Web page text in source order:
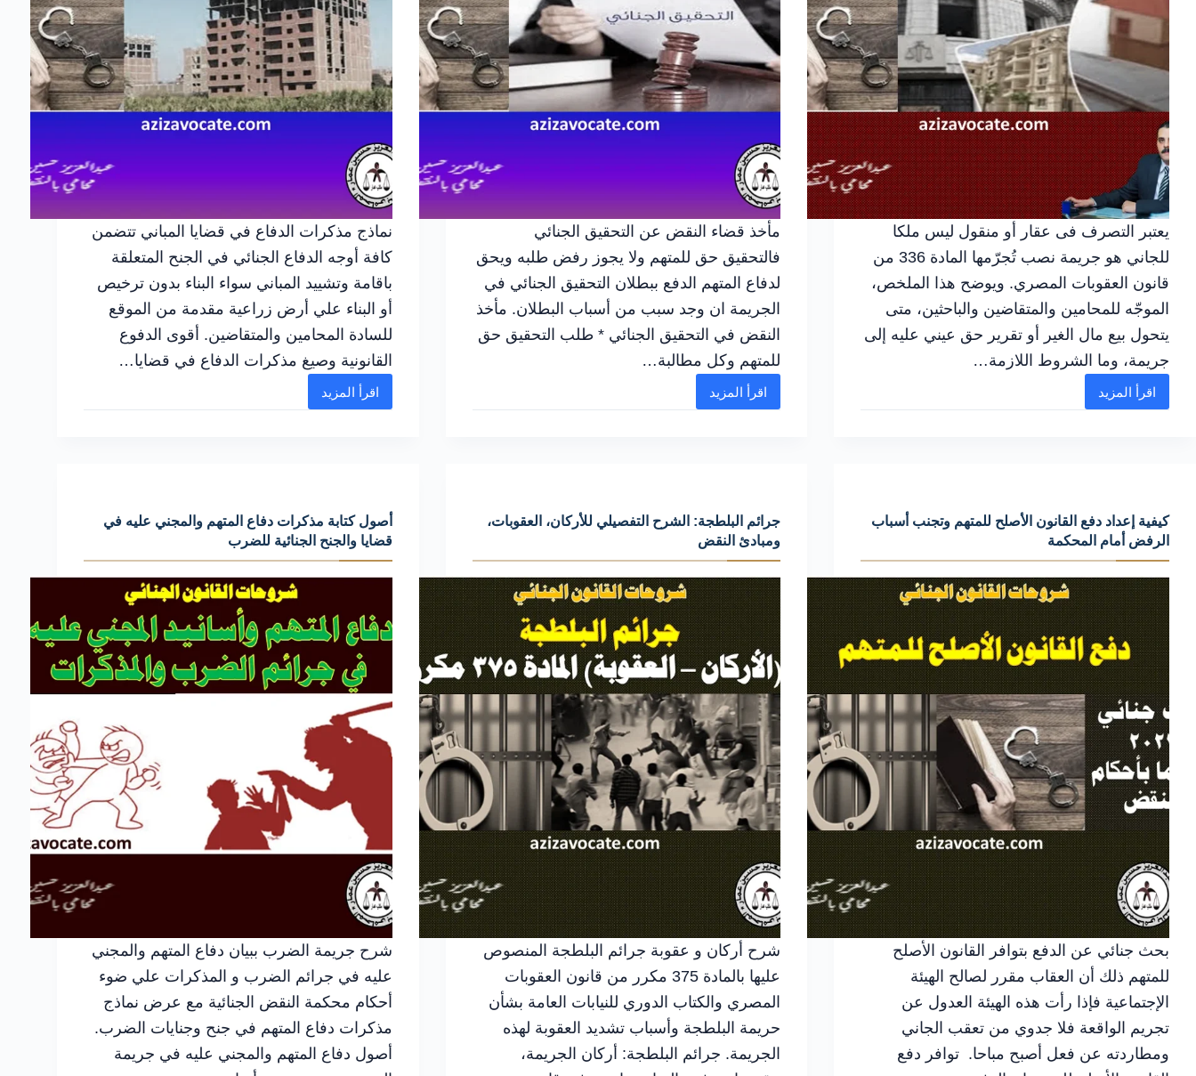
يعتبر التصرف فى عقار أو منقول ليس ملكا
للجاني هو جريمة نصب تُجرّمها المادة 336 من
قانون العقوبات المصري. ويوضح هذا الملخص،
الموجّه للمحامين والمتقاضين والباحثين، متى
يتحول بيع مال الغير أو تقرير حق عيني عليه إلى
جريمة، وما الشروط اللازمة…
اقرأ المزيد
الإجراءات
فى
عقار
وحماية
الملكية
مأخذ قضاء النقض عن التحقيق الجنائي
فالتحقيق حق للمتهم ولا يجوز رفض طلبه ويحق
لدفاع المتهم الدفع ببطلان التحقيق الجنائي في
الجريمة ان وجد سبب من أسباب البطلان. مأخذ
النقض في التحقيق الجنائي * طلب التحقيق حق
للمتهم وكل مطالبة…
اقرأ المزيد
شرح
حق
للمتهم
الأخطاء
التي
يجب
تجنبها
نماذج مذكرات الدفاع في قضايا المباني تتضمن
كافة أوجه الدفاع الجنائي في الجنح المتعلقة
باقامة وتشييد المباني سواء البناء بدون ترخيص
أو البناء علي أرض زراعية مقدمة من الموقع
للسادة المحامين والمتقاضين. أقوى الدفوع
القانونية وصيغ مذكرات الدفاع في قضايا…
اقرأ المزيد
الدليل
في
قضايا
ومخالفات
البناء
كيفية إعداد دفع القانون الأصلح للمتهم وتجنب أسباب
الرفض أمام المحكمة
بحث جنائي عن الدفع بتوافر القانون الأصلح
للمتهم ذلك أن العقاب مقرر لصالح الهيئة
الإجتماعية فإذا رأت هذه الهيئة العدول عن
تجريم الواقعة فلا جدوي من تعقب الجاني
ومطاردته عن فعل أصبح مباحا. توافر دفع
جرائم البلطجة: الشرح التفصيلي للأركان، العقوبات،
ومبادئ النقض
شرح أركان و عقوبة جرائم البلطجة المنصوص
عليها بالمادة 375 مكرر من قانون العقوبات
المصري والكتاب الدوري للنيابات العامة بشأن
حريمة البلطجة وأسباب تشديد العقوبة لهذه
الجريمة. جرائم البلطجة: أركان الجريمة،
أصول كتابة مذكرات دفاع المتهم والمجني عليه في
قضايا والجنح الجنائية للضرب
شرح جريمة الضرب ببيان دفاع المتهم والمجني
عليه في جرائم الضرب و المذكرات علي ضوء
أحكام محكمة النقض الجنائية مع عرض نماذج
مذكرات دفاع المتهم في جنح وجنايات الضرب.
أصول دفاع المتهم والمجني عليه في جريمة